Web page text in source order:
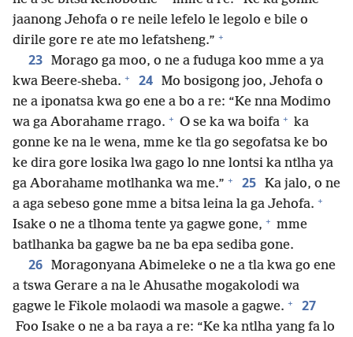
jaanong Jehofa o re neile lefelo le legolo e bile o
dirile gore re ate mo lefatsheng.” +
23 Morago ga moo, o ne a fuduga koo mme a ya
kwa Beere-sheba. + 24 Mo bosigong joo, Jehofa o
ne a iponatsa kwa go ene a bo a re: “Ke nna Modimo
wa ga Aborahame rrago. + O se ka wa boifa + ka
gonne ke na le wena, mme ke tla go segofatsa ke bo
ke dira gore losika lwa gago lo nne lontsi ka ntlha ya
ga Aborahame motlhanka wa me.” + 25 Ka jalo, o ne
a aga sebeso gone mme a bitsa leina la ga Jehofa. +
Isake o ne a tlhoma tente ya gagwe gone, + mme
batlhanka ba gagwe ba ne ba epa sediba gone.
26 Moragonyana Abimeleke o ne a tla kwa go ene
a tswa Gerare a na le Ahusathe mogakolodi wa
gagwe le Fikole molaodi wa masole a gagwe. + 27
Foo Isake o ne a ba raya a re: “Ke ka ntlha yang fa lo